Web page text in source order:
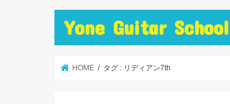
Yone Guitar School
HOME タグ : リディアン7th